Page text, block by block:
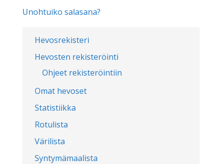
Hevosrekisteri
Hevosten rekisteröinti
Ohjeet rekisteröintiin
Omat hevoset
Statistiikka
Rotulista
Värilista
Syntymämaalista
Unohtuiko salasana?